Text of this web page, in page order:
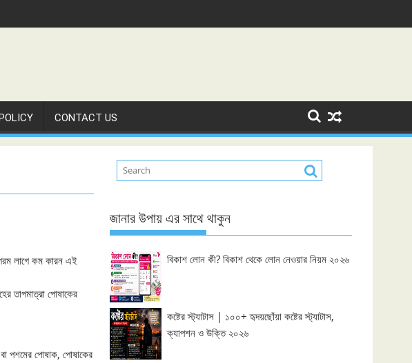
CONTACT US
গরম লাগে কম কারন এই
তাপমাত্রা পোষাকের
পশমের পোষাক, পোষাকের
জানার উপায় এর সাথে থাকুন
বিকাশ লোন কী? বিকাশ থেকে লোন নেওয়ার নিয়ম ২০২৬
কষ্টের স্ট্যাটাস | ১০০+ হৃদয়ছোঁয়া কষ্টের স্ট্যাটাস,
ক্যাপশন ও উক্তি ২০২৬